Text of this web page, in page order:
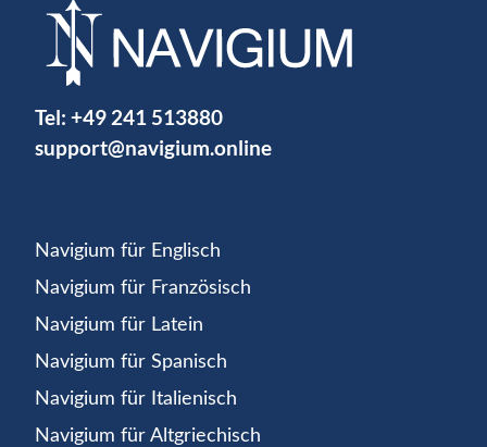
Tel: +49 241 513880
support@navigium.online
Navigium für Englisch
Navigium für Französisch
Navigium für Latein
Navigium für Spanisch
Navigium für Italienisch
Navigium für Altgriechisch